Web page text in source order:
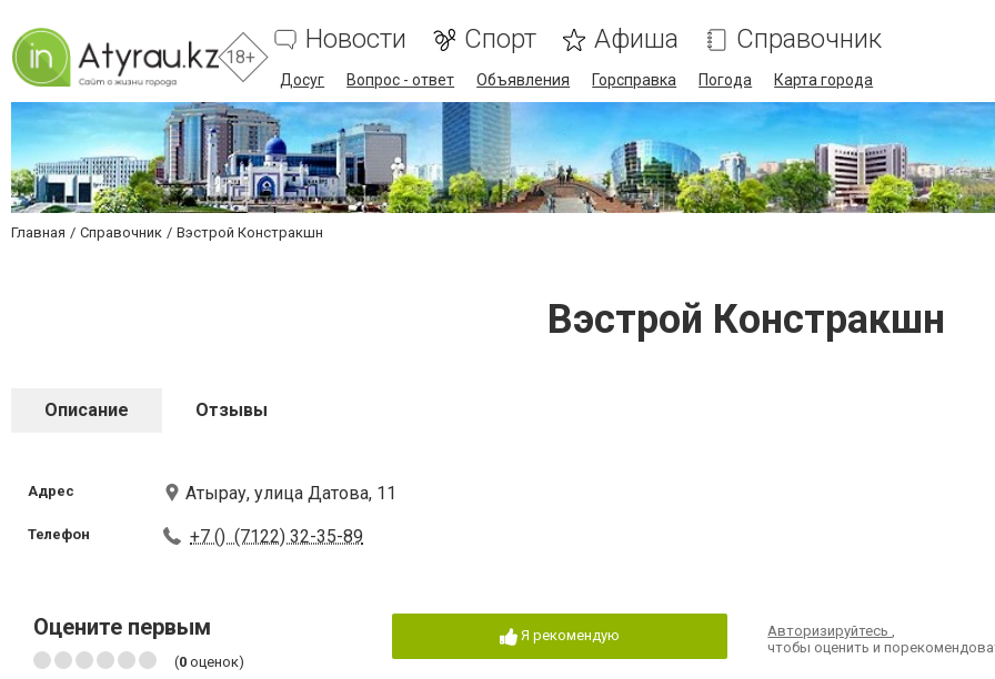
18+
Новости Спорт Афиша Справочник
Досуг Вопрос - ответ Объявления Горсправка Погода Карта города
Главная Справочник Вэстрой Констракшн
Вэстрой Констракшн
Описание Отзывы
Адрес Атырау, улица Датова, 11
Телефон +7 () (7122) 32-35-89
Оцените первым
(0 оценок)
Я рекомендую Авторизируйтесь,
чтобы оценить и